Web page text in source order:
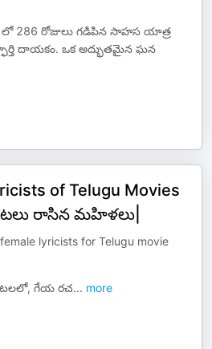
లో 286 రోజులు గడిపిన సాహస యాత్ర
దాయకం. ఒక అద్భుతమైన ఘన
of Telugu Movies
రాసిన మహిళలు|
lyricists for Telugu movie
గేయ రచ... more